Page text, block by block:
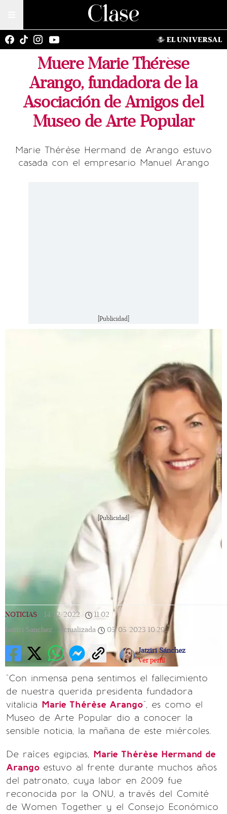
Muere Marie Thérèse
Arango, fundadora de la
Asociación de Amigos del
Museo de Arte Popular
Marie Thérèse Hermand de Arango estuvo
casada con el empresario Manuel Arango
[Publicidad]
[Publicidad]
NOTICIAS 14/12/2022 11:02
Jatziri Sanchez |
Actualizada 05/05/2023 10:29
Jatziri Sánchez
Ver perfil
"Con inmensa pena sentimos el fallecimiento
de nuestra querida presidenta fundadora
vitalicia Marie Thérèse Arango", es como el
Museo de Arte Popular dio a conocer la
sensible noticia, la mañana de este miércoles.
De raíces egipcias, Marie Thérèse Hermand de
Arango estuvo al frente durante muchos años
del patronato, cuya labor en 2009 fue
reconocida por la ONU, a través del Comité
de Women Together y el Consejo Económico